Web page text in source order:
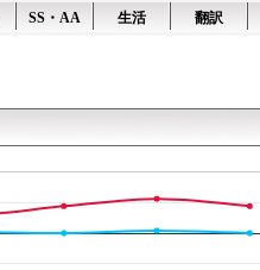
SS・AA 生活 翻訳